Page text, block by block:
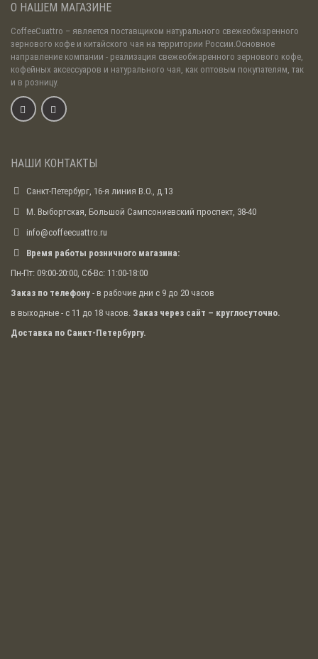
О НАШЕМ МАГАЗИНЕ
CoffeeCuattro – является поставщиком натурального свежеобжаренного
зернового кофе и китайского чая на территории России.Основное
направление компании - реализация свежеобжаренного зернового кофе,
кофейных аксессуаров и натурального чая, как оптовым покупателям, так
и в розницу.
НАШИ КОНТАКТЫ
Санкт-Петербург, 16-я линия В.О., д.13
М. Выборгская, Большой Сампсониевский проспект, 38-40
info@coffeecuattro.ru
Время работы розничного магазина:
Пн-Пт: 09:00-20:00, Сб-Вс: 11:00-18:00
Заказ по телефону - в рабочие дни с 9 до 20 часов
в выходные - с 11 до 18 часов. Заказ через сайт – круглосуточно.
Доставка по Санкт-Петербургу.